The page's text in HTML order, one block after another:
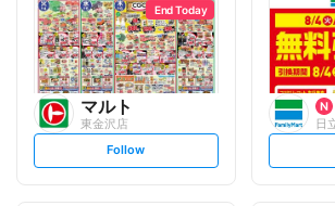
End Today
マルト
東金沢店
s
t
Follow
日